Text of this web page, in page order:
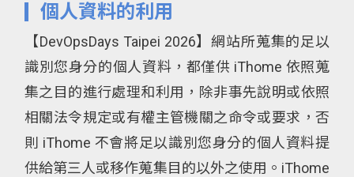
個人資料的利用
【DevOpsDays Taipei 2026】網站所蒐集的足以
識別您身分的個人資料，都僅供 iThome 依照蒐
集之目的進行處理和利用，除非事先說明或依照
相關法令規定或有權主管機關之命令或要求，否
則 iThome 不會將足以識別您身分的個人資料提
供給第三人或移作蒐集目的以外之使用。iThome